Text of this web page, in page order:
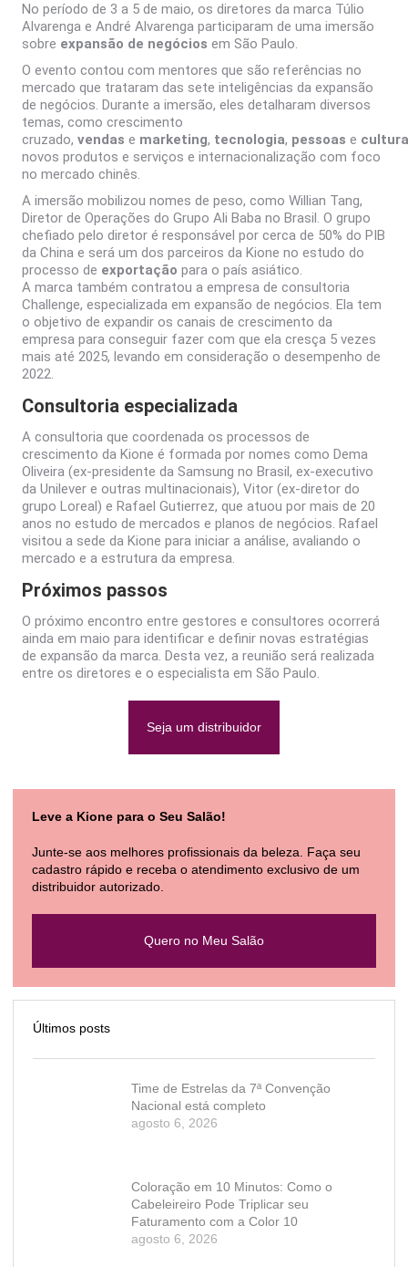
No período de 3 a 5 de maio, os diretores da marca Túlio
Alvarenga e André Alvarenga participaram de uma imersão
sobre expansão de negócios em São Paulo.
O evento contou com mentores que são referências no
mercado que trataram das sete inteligências da expansão
de negócios. Durante a imersão, eles detalharam diversos
temas, como crescimento
cruzado, vendas e marketing, tecnologia, pessoas e cultura
novos produtos e serviços e internacionalização com foco
no mercado chinês.
A imersão mobilizou nomes de peso, como Willian Tang,
Diretor de Operações do Grupo Ali Baba no Brasil. O grupo
chefiado pelo diretor é responsável por cerca de 50% do PIB
da China e será um dos parceiros da Kione no estudo do
processo de exportação para o país asiático.
A marca também contratou a empresa de consultoria
Challenge, especializada em expansão de negócios. Ela tem
o objetivo de expandir os canais de crescimento da
empresa para conseguir fazer com que ela cresça 5 vezes
mais até 2025, levando em consideração o desempenho de
2022.
Consultoria especializada
A consultoria que coordenada os processos de
crescimento da Kione é formada por nomes como Dema
Oliveira (ex-presidente da Samsung no Brasil, ex-executivo
da Unilever e outras multinacionais), Vitor (ex-diretor do
grupo Loreal) e Rafael Gutierrez, que atuou por mais de 20
anos no estudo de mercados e planos de negócios. Rafael
visitou a sede da Kione para iniciar a análise, avaliando o
mercado e a estrutura da empresa.
Próximos passos
O próximo encontro entre gestores e consultores ocorrerá
ainda em maio para identificar e definir novas estratégias
de expansão da marca. Desta vez, a reunião será realizada
entre os diretores e o especialista em São Paulo.
Seja um distribuidor
Leve a Kione para o Seu Salão!
Junte-se aos melhores profissionais da beleza. Faça seu
cadastro rápido e receba o atendimento exclusivo de um
distribuidor autorizado.
Quero no Meu Salão
Últimos posts
Time de Estrelas da 7ª Convenção
Nacional está completo
agosto 6, 2026
Coloração em 10 Minutos: Como o
Cabeleireiro Pode Triplicar seu
Faturamento com a Color 10
agosto 6, 2026